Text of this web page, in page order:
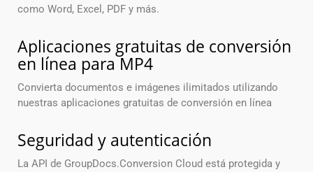
como Word, Excel, PDF y más.
Aplicaciones gratuitas de conversión
en línea para MP4
Convierta documentos e imágenes ilimitados utilizando
nuestras aplicaciones gratuitas de conversión en línea
Seguridad y autenticación
La API de GroupDocs.Conversion Cloud está protegida y